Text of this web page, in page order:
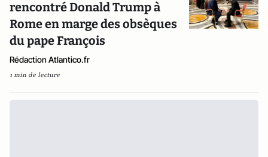
rencontré Donald Trump à
Rome en marge des obsèques
du pape François
Rédaction Atlantico.fr
1 min de lecture